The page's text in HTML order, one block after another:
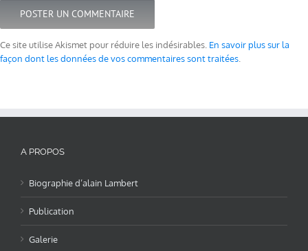
Ce site utilise Akismet pour réduire les indésirables. En savoir plus sur la
façon dont les données de vos commentaires sont traitées
A PROPOS
Biographie d’alain Lambert
Publication
Galerie